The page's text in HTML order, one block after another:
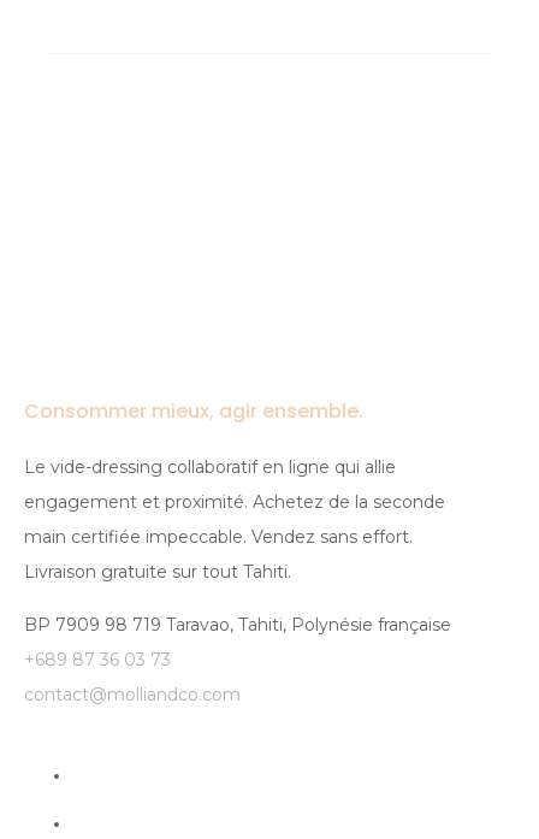
Consommer mieux, agir ensemble.
Le vide-dressing collaboratif en ligne qui allie
engagement et proximité. Achetez de la seconde
main certifiée impeccable. Vendez sans effort.
Livraison gratuite sur tout Tahiti.
BP 7909 98 719 Taravao, Tahiti, Polynésie française
+689 87 36 03 73
contact@molliandco.com